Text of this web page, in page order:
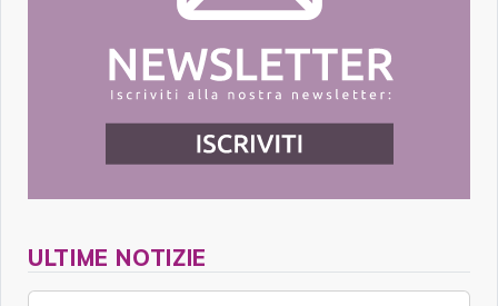
ULTIME NOTIZIE